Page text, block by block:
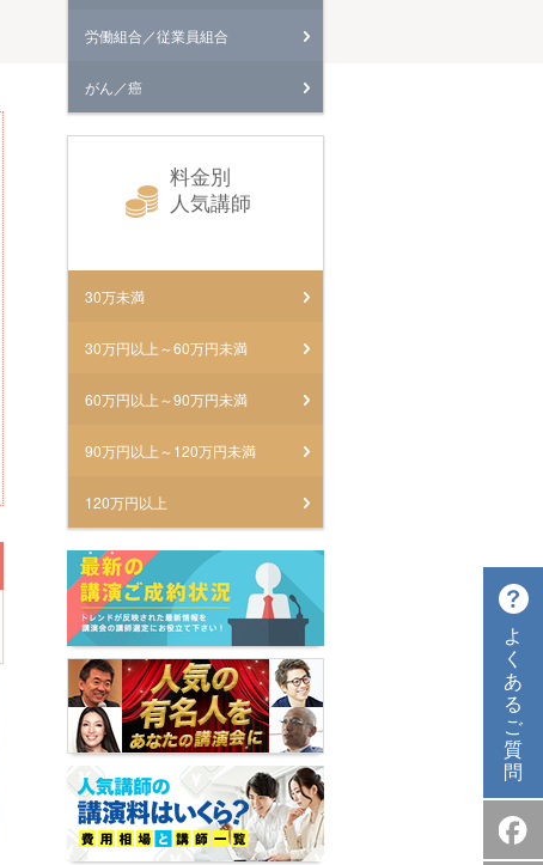
労働組合／従業員組合
がん／癌
料金別
人気講師
30万未満
30万円以上～60万円未満
60万円以上～90万円未満
90万円以上～120万円未満
120万円以上
よ
く
あ
る
ご
質
問